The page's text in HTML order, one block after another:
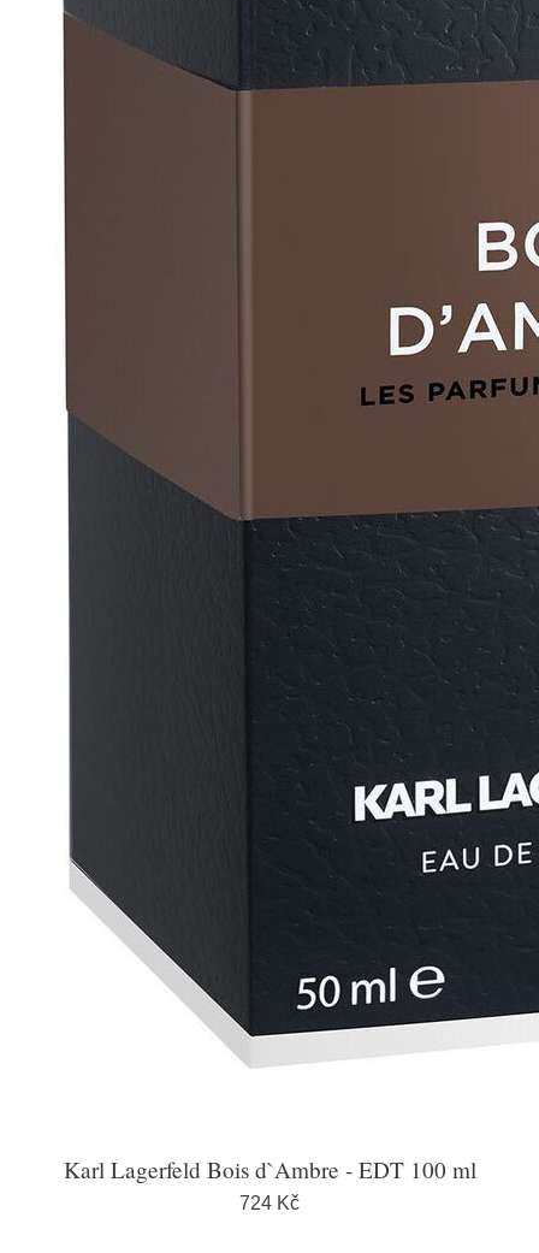
Karl Lagerfeld Bois d`Ambre - EDT 100 ml
724 Kč